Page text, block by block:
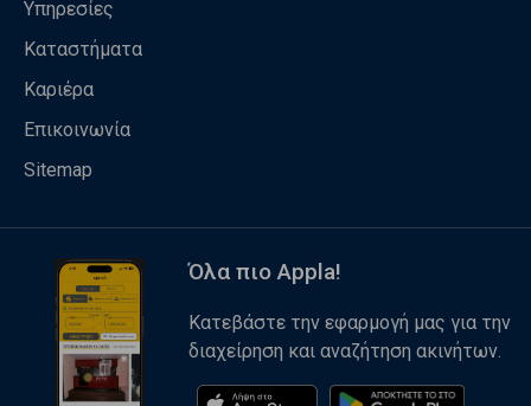
Υπηρεσίες
Καταστήματα
Καριέρα
Επικοινωνία
Sitemap
Όλα πιο Appla!
Κατεβάστε την εφαρμογή μας για την
διαχείρηση και αναζήτηση ακινήτων.